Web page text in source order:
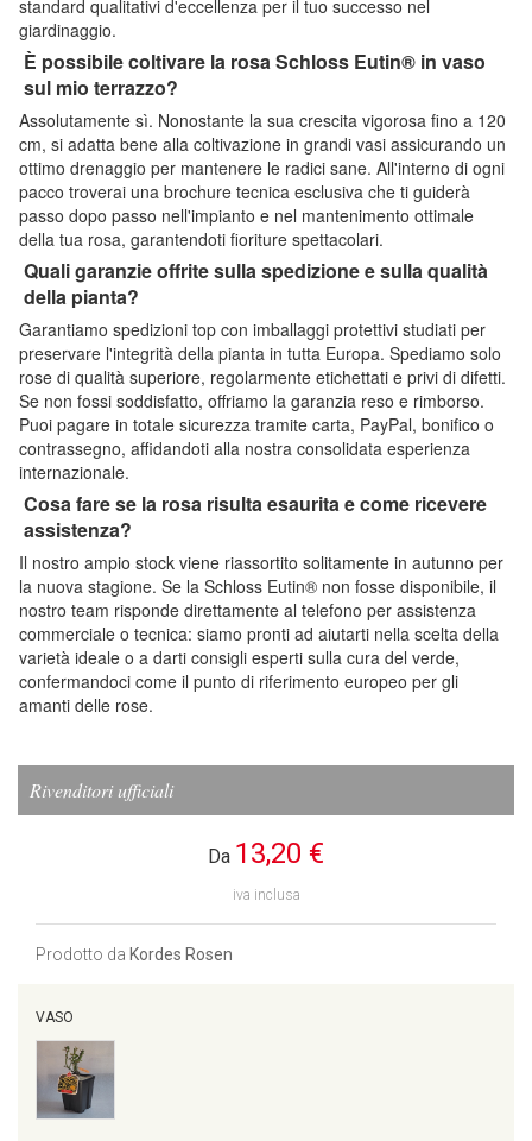
standard qualitativi d'eccellenza per il tuo successo nel
giardinaggio.
È possibile coltivare la rosa Schloss Eutin® in vaso
sul mio terrazzo?
Assolutamente sì. Nonostante la sua crescita vigorosa fino a 120
cm, si adatta bene alla coltivazione in grandi vasi assicurando un
ottimo drenaggio per mantenere le radici sane. All'interno di ogni
pacco troverai una brochure tecnica esclusiva che ti guiderà
passo dopo passo nell'impianto e nel mantenimento ottimale
della tua rosa, garantendoti fioriture spettacolari.
Quali garanzie offrite sulla spedizione e sulla qualità
della pianta?
Garantiamo spedizioni top con imballaggi protettivi studiati per
preservare l'integrità della pianta in tutta Europa. Spediamo solo
rose di qualità superiore, regolarmente etichettati e privi di difetti.
Se non fossi soddisfatto, offriamo la garanzia reso e rimborso.
Puoi pagare in totale sicurezza tramite carta, PayPal, bonifico o
contrassegno, affidandoti alla nostra consolidata esperienza
internazionale.
Cosa fare se la rosa risulta esaurita e come ricevere
assistenza?
Il nostro ampio stock viene riassortito solitamente in autunno per
la nuova stagione. Se la Schloss Eutin® non fosse disponibile, il
nostro team risponde direttamente al telefono per assistenza
commerciale o tecnica: siamo pronti ad aiutarti nella scelta della
varietà ideale o a darti consigli esperti sulla cura del verde,
confermandoci come il punto di riferimento europeo per gli
amanti delle rose.
Rivenditori ufficiali
Da 13,20 €
iva inclusa
Prodotto da Kordes Rosen
VASO